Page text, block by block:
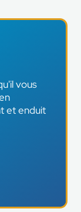
vous
et enduit